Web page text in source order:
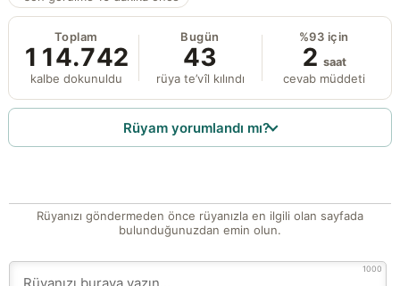
Toplam
114.742
kalbe dokunuldu
Bugün
43
rüya te’vîl kılındı
%93 için
2 saat
cevab müddeti
Rüyam yorumlandı mı?
Rüyanızı göndermeden önce rüyanızla en ilgili olan sayfada
bulunduğunuzdan emin olun.
1000